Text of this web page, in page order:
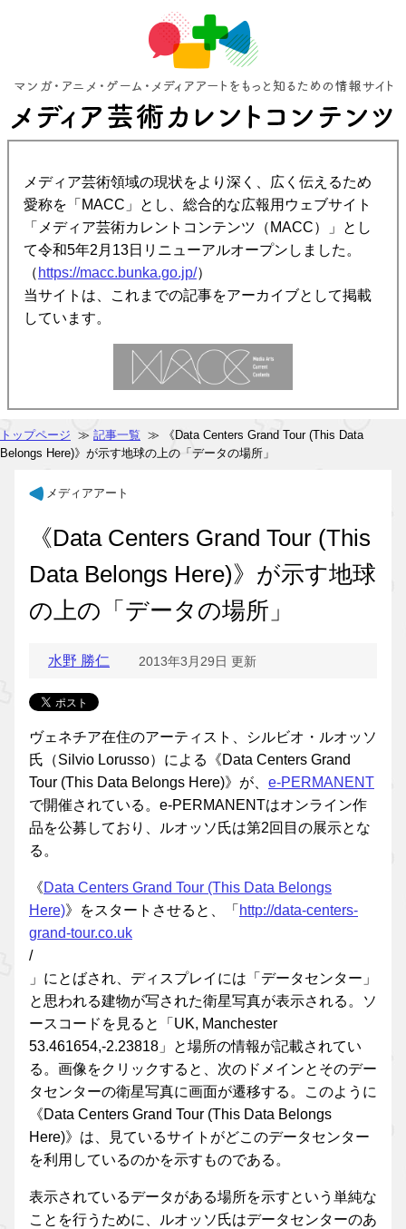
メディア芸術領域の現状をより深く、広く伝えるため
愛称を「MACC」とし、総合的な広報用ウェブサイト
「メディア芸術カレントコンテンツ（MACC）」とし
て令和5年2月13日リニューアルオープンしました。
（ https://macc.bunka.go.jp/）
当サイトは、これまでの記事をアーカイブとして掲載
しています。
トップページ ≫ 記事一覧 ≫ 《Data Centers Grand Tour (This Data
Belongs Here)》が示す地球の上の「データの場所」
メディアアート
《Data Centers Grand Tour (This
Data Belongs Here)》が示す地球
の上の「データの場所」
水野 勝仁 2013年3月29日 更新
ヴェネチア在住のアーティスト、シルビオ・ルオッソ
氏（Silvio Lorusso）による《Data Centers Grand
Tour (This Data Belongs Here)》が、 e-PERMANENT
で開催されている。e-PERMANENTはオンライン作
品を公募しており、ルオッソ氏は第2回目の展示とな
る。
《Data Centers Grand Tour (This Data Belongs
Here)》をスタートさせると、「 http://data-centers-
grand-tour.co.uk
/
」にとばされ、ディスプレイには「データセンター」
と思われる建物が写された衛星写真が表示される。ソ
ースコードを見ると「UK, Manchester
53.461654,-2.23818」と場所の情報が記載されてい
る。画像をクリックすると、次のドメインとそのデー
タセンターの衛星写真に画面が遷移する。このように
《Data Centers Grand Tour (This Data Belongs
Here)》は、見ているサイトがどこのデータセンター
を利用しているのかを示すものである。
表示されているデータがある場所を示すという単純な
ことを行うために、ルオッソ氏はデータセンターのあ